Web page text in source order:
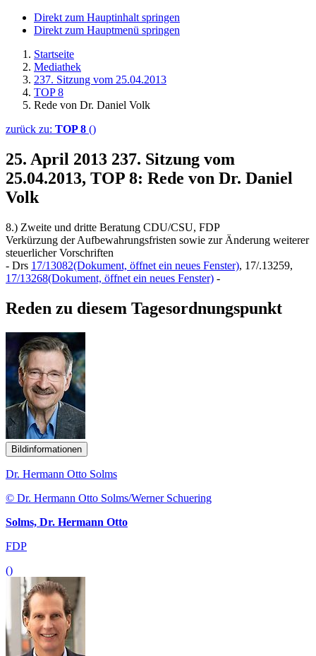
Direkt zum Hauptinhalt springen
Direkt zum Hauptmenü springen
Startseite
Mediathek
237. Sitzung vom 25.04.2013
TOP 8
Rede von Dr. Daniel Volk
zurück zu: TOP 8 ()
25. April 2013 237. Sitzung vom
25.04.2013, TOP 8: Rede von Dr. Daniel
Volk
8.) Zweite und dritte Beratung CDU/CSU, FDP
Verkürzung der Aufbewahrungsfristen sowie zur Änderung weiterer
steuerlicher Vorschriften
- Drs 17/13082(Dokument, öffnet ein neues Fenster), 17/.13259,
17/13268(Dokument, öffnet ein neues Fenster) -
Reden zu diesem Tagesordnungspunkt
Bildinformationen
Dr. Hermann Otto Solms
© Dr. Hermann Otto Solms/Werner Schuering
Solms, Dr. Hermann Otto
FDP
()